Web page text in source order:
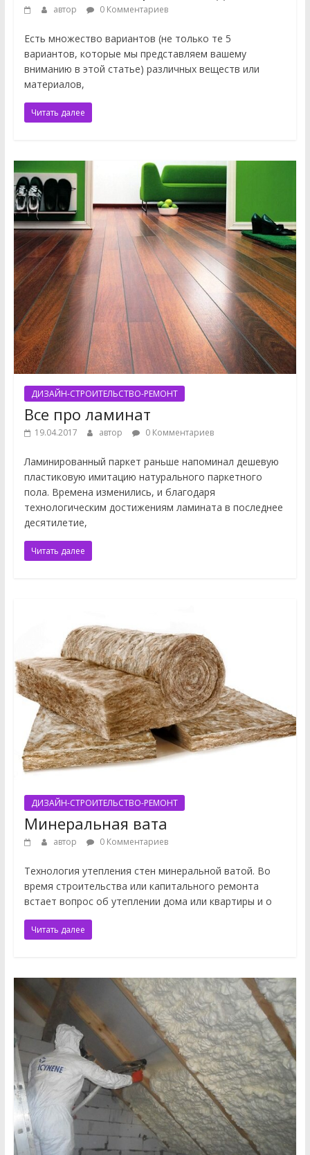
автор 0 Комментариев
Есть множество вариантов (не только те 5
вариантов, которые мы представляем вашему
вниманию в этой статье) различных веществ или
материалов,
Читать далее
ДИЗАЙН-СТРОИТЕЛЬСТВО-РЕМОНТ
Все про ламинат
19.04.2017 автор 0 Комментариев
Ламинированный паркет раньше напоминал дешевую
пластиковую имитацию натурального паркетного
пола. Времена изменились, и благодаря
технологическим достижениям ламината в последнее
десятилетие,
Читать далее
ДИЗАЙН-СТРОИТЕЛЬСТВО-РЕМОНТ
Минеральная вата
автор 0 Комментариев
Технология утепления стен минеральной ватой. Во
время строительства или капитального ремонта
встает вопрос об утеплении дома или квартиры и о
Читать далее